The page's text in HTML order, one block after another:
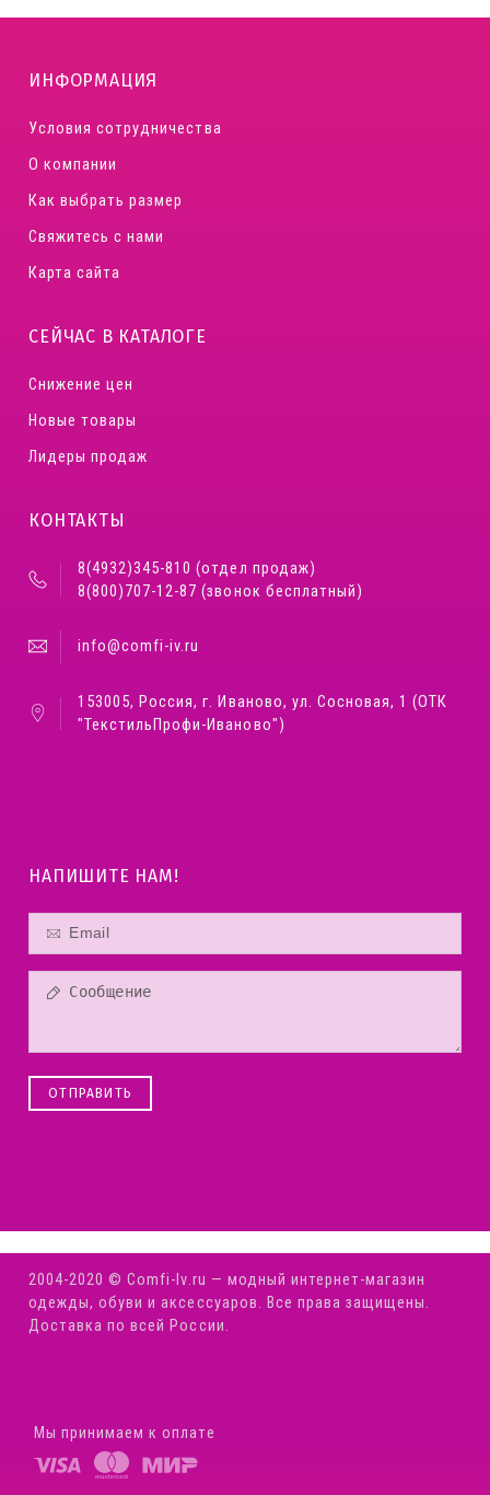
ИНФОРМАЦИЯ
Условия сотрудничества
О компании
Как выбрать размер
Свяжитесь с нами
Карта сайта
СЕЙЧАС В КАТАЛОГЕ
Снижение цен
Новые товары
Лидеры продаж
КОНТАКТЫ
8(4932)345-810 (отдел продаж)
8(800)707-12-87 (звонок бесплатный)
info@comfi-iv.ru
153005, Россия, г. Иваново, ул. Сосновая, 1 (ОТК
"ТекстильПрофи-Иваново")
НАПИШИТЕ НАМ!
ОТПРАВИТЬ
2004-2020 © Comfi-Iv.ru — модный интернет-магазин
одежды, обуви и аксессуаров. Все права защищены.
Доставка по всей России.
Мы принимаем к оплате